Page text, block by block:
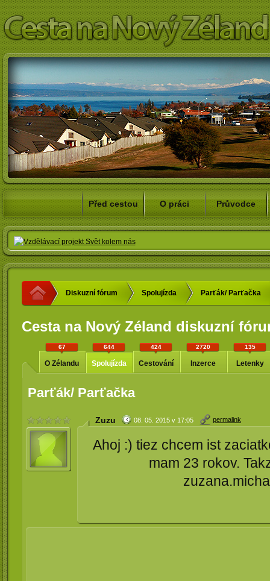
Před cestou O práci Průvodce
Diskuzní fórum Spolujízda Parťák/ Parťačka
Cesta na Nový Zéland diskuzní
67
O Zélandu
644
Spolujízda
424
Cestování
2720
Inzerce
135
Letenky
Parťák/ Parťačka
Zuzu 08. 05. 2015 v 17:05 permalink
Ahoj :) tiez chcem ist
mam 23 rokov.